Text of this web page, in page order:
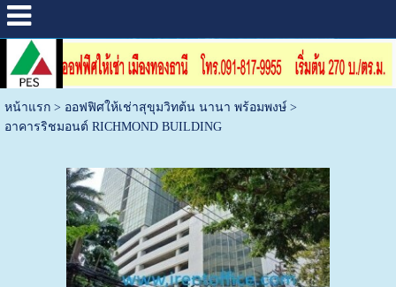
หน้าแรก> ออฟฟิศให้เช่าสุขุมวิทต้น นานา พร้อมพงษ์>
อาคารริชมอนต์ RICHMOND BUILDING